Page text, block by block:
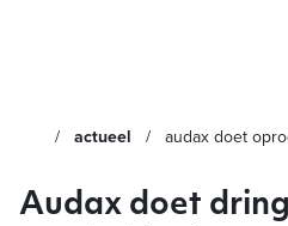
actueel audax doet
Audax doet